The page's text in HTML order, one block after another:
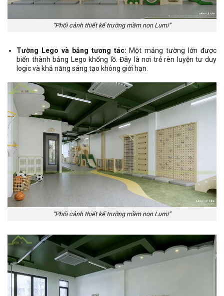
“Phối cảnh thiết kế trường mầm non Lumi”
Tường Lego và bảng tương tác: Một mảng tường lớn được
biến thành bảng Lego khổng lồ. Đây là nơi trẻ rèn luyện tư duy
logic và khả năng sáng tạo không giới hạn.
“Phối cảnh thiết kế trường mầm non Lumi”